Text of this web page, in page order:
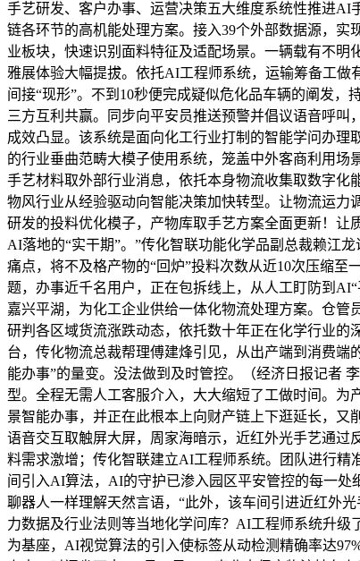
手艺研发、客户办事、运营决策五大维度系统性推进AI
链各环节的高机能处理方案。接入39个外部数据源，
业板块，快速识别面料特征及适配场景。一辆载有不
雅展体验大幅提拔。依托AI工程师系统，运输筹备工做
间接“现形”。不到10秒便完成疑似危化品车辆的阐发
三方互利共赢。同步向平安员推送预警并倡议语音呼
成效凸显。该系统是面向化工行业打制的智能学问办
的行业垂曲范畴大模子使用系统，笼盖中外客商利用
手艺材料取外部行业消息，依托本身物流收集取数字
物风行业从经验驱动向智能决策加快转型。让物流运
研发的投料优化模子，产物库取手艺方案全面更新！
AI落地的“实干期”。”传化智联功能化学品副总裁赖江
痛点，将不及格产物的“回炉”投料次数从近10次压缩
题，办事近千名用户，正在包拆线上，从人工盯防到
嘉兴平湖，为化工企业供给一体化物流处理方案。仓
研判各区域货流涨跌动态，依托数十年正在化学行业的
台，传化物流总裁帮理傅建烽引见，从出产端到消费端
能办事”的量变。没法做到及时管控。（经济日报记者
型。全程无需人工客服介入，大大缩短了工做时间。
景智能办事，并正在此根本上向财产链上下逛延长，又
语音交互取触屏大屏，周家海暗示，近红外光手艺通
料需求激增；传化智联建立AI工程师系统。团队进行精
间引入AI算法，AI的守护已渗入园区平安管控的每一
聊器人一样理解天然言语，“此外，该车间引进近红外
力数据及行业法则等当地化学问库？AI工程师系统升
为基座，AI视觉算法的引入使标签从动检测精确率达